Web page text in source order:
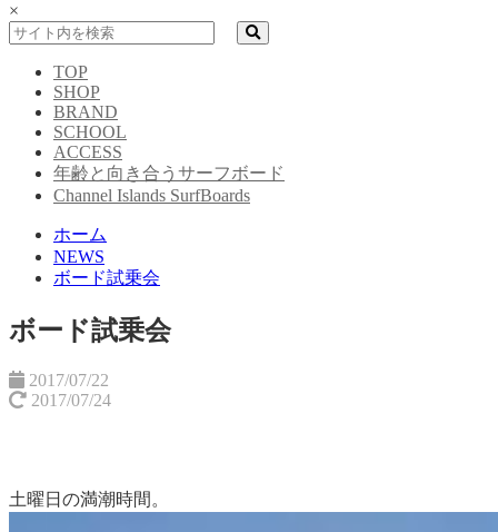
×
TOP
SHOP
BRAND
SCHOOL
ACCESS
年齢と向き合うサーフボード
Channel Islands SurfBoards
ホーム
NEWS
ボード試乗会
ボード試乗会
2017/07/22
2017/07/24
土曜日の満潮時間。